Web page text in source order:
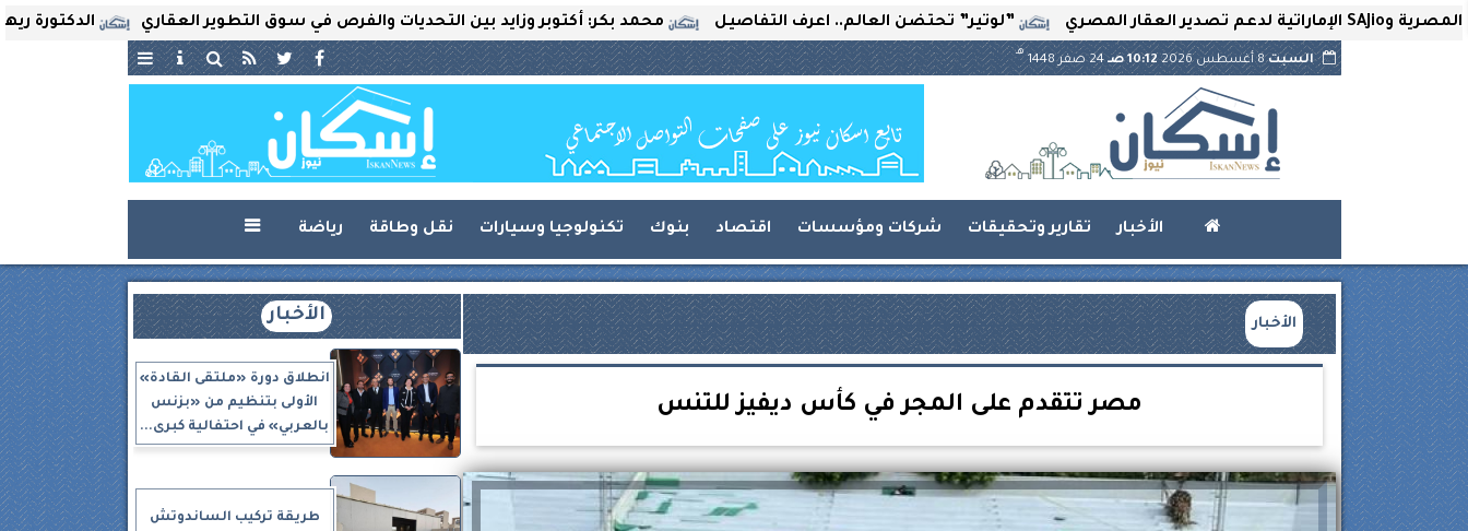
الدكتورة ريهام محمد بكر: أكتوبر وزايد بين التحديات والفرص في سوق التطوير العقاري ”لوتير” تحتضن العالم.. اعرف التفاصيل
السبت8 أغسطس 2026 10:12 صـ 24 صفر 1448
هـ
الأخبار تقارير وتحقيقات شركات ومؤسسات اقتصاد بنوك تكنولوجيا وسيارات نقل وطاقة رياضة 
الأخبار
مصر تتقدم على المجر في كأس ديفيز للتنس
الأخبار
انطلاق دورة «ملتقى القادة»
الأولى بتنظيم من «بزنس
بالعربي» في احتفالية كبرى...
طريقة تركيب الساندوتش